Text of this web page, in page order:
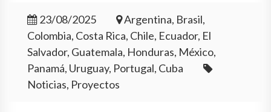
23/08/2025
Argentina, Brasil,
Colombia, Costa Rica, Chile, Ecuador, El
Salvador, Guatemala, Honduras, México,
Panamá, Uruguay, Portugal, Cuba
Noticias, Proyectos